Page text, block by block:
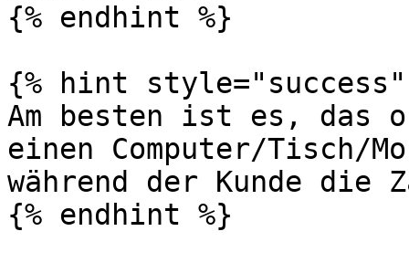
{% endhint %}
{% hint style="success"
Am besten ist es, das
einen Computer/Tisch/
während der Kunde
{% endhint %}